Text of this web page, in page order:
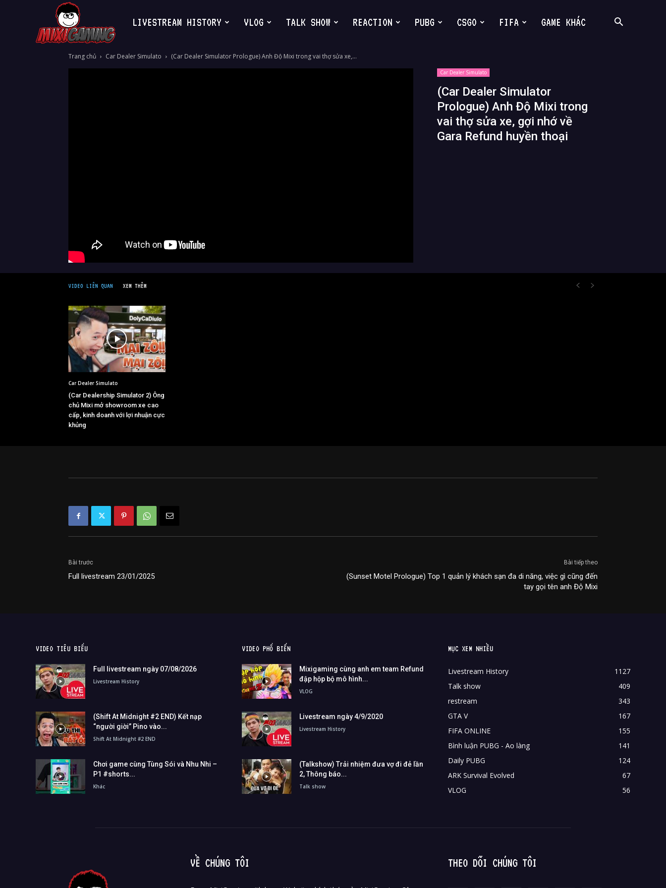
MixiGaming
LIVESTREAM HISTORY VLOG TALK SHOW REACTION PUBG CSGO FIFA GAME KHÁC
Trang chủ Car Dealer Simulato (Car Dealer Simulator Prologue) Anh Độ Mixi trong vai thợ sửa xe,...
Car Dealer Simulato
(Car Dealer Simulator
Prologue) Anh Độ Mixi trong
vai thợ sửa xe, gợi nhớ về
Gara Refund huyền thoại
VIDEO LIÊN QUAN XEM THÊM
Car Dealer Simulato
(Car Dealership Simulator 2) Ông
chủ Mixi mở showroom xe cao
cấp, kinh doanh với lợi nhuận cực
khủng
Bài trước
Full livestream 23/01/2025
Bài tiếp theo
(Sunset Motel Prologue) Top 1 quản lý khách sạn đa di năng, việc gì cũng đến
tay gọi tên anh Độ Mixi
VIDEO TIÊU BIỂU
Full livestream ngày 07/08/2026
Livestream History
(Shift At Midnight #2 END) Kết nạp
“người giời” Pino vào...
Shift At Midnight #2 END
Chơi game cùng Tùng Sói và Nhu Nhi –
P1 #shorts...
Khác
VIDEO PHỔ BIẾN
Mixigaming cùng anh em team Refund
đập hộp bộ mô hình...
VLOG
Livestream ngày 4/9/2020
Livestream History
(Talkshow) Trải nhiệm đưa vợ đi đẻ lần
2, Thông báo...
Talk show
MỤC XEM NHIỀU
Livestream History
1127
Talk show
409
restream
343
GTA V
167
FIFA ONLINE
155
Bình luận PUBG - Ao làng
141
Daily PUBG
124
ARK Survival Evolved
67
VLOG
56
VỀ CHÚNG TÔI THEO DÕI CHÚNG TÔI